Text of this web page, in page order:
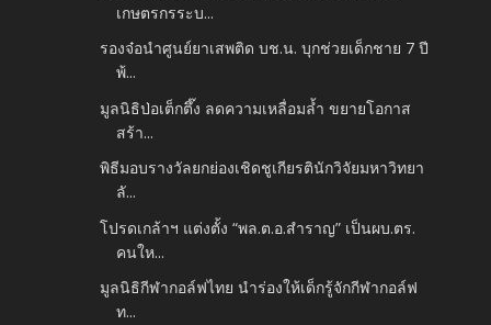
เกษตรกรระบ...
รองจ๋อนำศูนย์ยาเสพติด บช.น. บุกช่วยเด็กชาย 7 ปี
พ้...
มูลนิธิป่อเต็กตึ๊ง ลดความเหลื่อมล้ำ ขยายโอกาส
สร้า...
พิธีมอบรางวัลยกย่องเชิดชูเกียรตินักวิจัยมหาวิทยา
ลั...
โปรดเกล้าฯ แต่งตั้ง “พล.ต.อ.สำราญ” เป็นผบ.ตร.
คนให...
มูลนิธิกีฬากอล์ฟไทย นำร่องให้เด็กรู้จักกีฬากอล์ฟ
ท...